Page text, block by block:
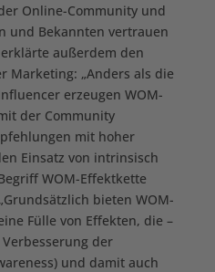
Online-Community und
und Bekannten vertrauen
außerdem den
Marketing: „Anders als die
erzeugen WOM-
der Community
mit hoher
Einsatz von intrinsisch
WOM-Effektkette
bieten WOM-
Fülle von Effekten, die –
der
und damit auch